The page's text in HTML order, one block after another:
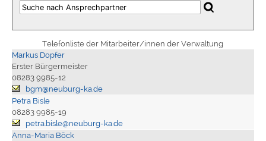
Telefonliste der Mitarbeiter/innen der Verwaltung
Markus Dopfer
Erster Bürgermeister
08283 9985-12
bgm@neuburg-ka.de
Petra Bisle
08283 9985-19
petra.bisle@neuburg-ka.de
Anna-Maria Böck